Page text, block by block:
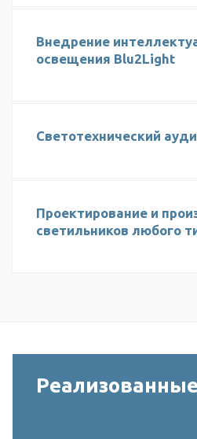
Внедрение
освещения Blu2Light
Светотехнический
Проектирование и
светильников любого